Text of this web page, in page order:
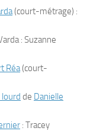
(court-métrage) :
: Suzanne
Réa(court-
lourd de Danielle
: Tracey